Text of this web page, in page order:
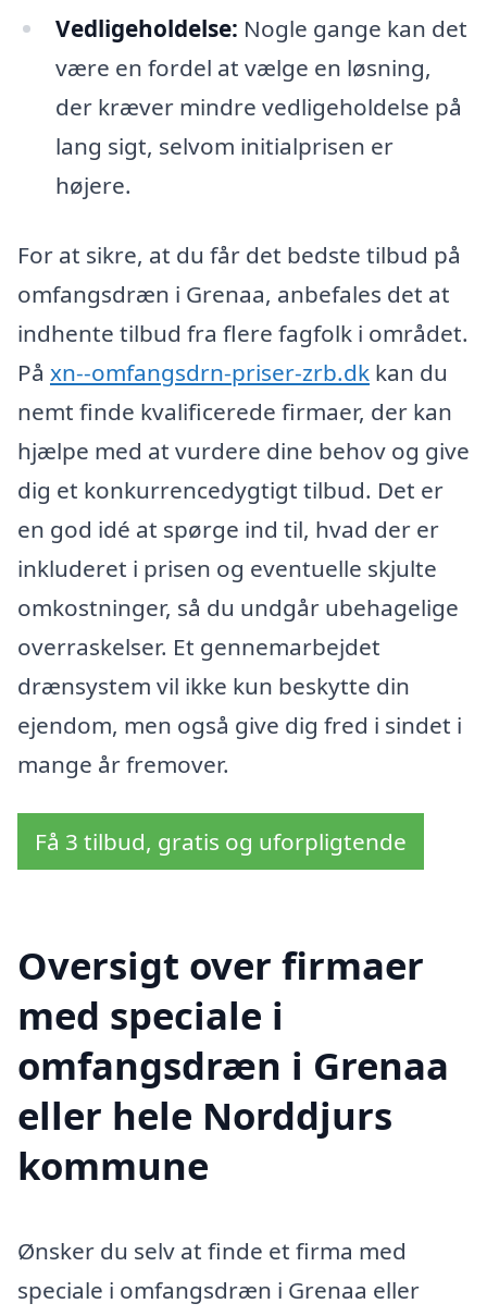
Vedligeholdelse: Nogle gange kan det
være en fordel at vælge en løsning,
der kræver mindre vedligeholdelse på
lang sigt, selvom initialprisen er
højere.
For at sikre, at du får det bedste tilbud på
omfangsdræn i Grenaa, anbefales det at
indhente tilbud fra flere fagfolk i området.
På xn--omfangsdrn-priser-zrb.dk kan du
nemt finde kvalificerede firmaer, der kan
hjælpe med at vurdere dine behov og give
dig et konkurrencedygtigt tilbud. Det er
en god idé at spørge ind til, hvad der er
inkluderet i prisen og eventuelle skjulte
omkostninger, så du undgår ubehagelige
overraskelser. Et gennemarbejdet
drænsystem vil ikke kun beskytte din
ejendom, men også give dig fred i sindet i
mange år fremover.
Få 3 tilbud, gratis og uforpligtende
Oversigt over firmaer
med speciale i
omfangsdræn i Grenaa
eller hele Norddjurs
kommune
Ønsker du selv at finde et firma med
speciale i omfangsdræn i Grenaa eller